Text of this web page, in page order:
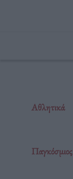
Αθλητικά